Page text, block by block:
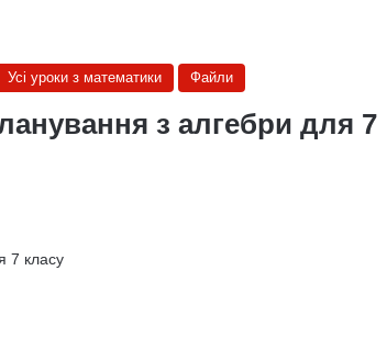
Усі уроки з математики Файли
з алгебри для 7
7 класу